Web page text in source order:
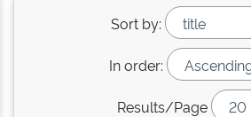
Sort by:
In order:
Results/Page